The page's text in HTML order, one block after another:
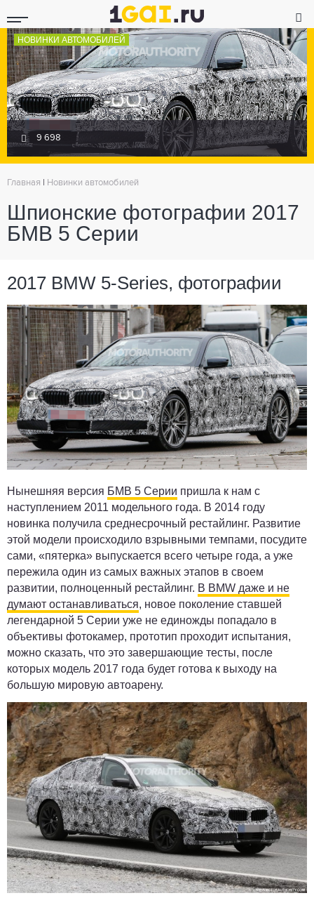
НОВИНКИ АВТОМОБИЛЕЙ
9 698
Главная Новинки автомобилей
Шпионские фотографии 2017
БМВ 5 Серии
2017 BMW 5-Series, фотографии
Нынешняя версия БМВ 5 Серии пришла к нам с
наступлением 2011 модельного года. В 2014 году
новинка получила среднесрочный рестайлинг. Развитие
этой модели происходило взрывными темпами, посудите
сами, «пятерка» выпускается всего четыре года, а уже
пережила один из самых важных этапов в своем
развитии, полноценный рестайлинг. В BMW даже и не
думают останавливаться, новое поколение ставшей
легендарной 5 Серии уже не единожды попадало в
объективы фотокамер, прототип проходит испытания,
можно сказать, что это завершающие тесты, после
которых модель 2017 года будет готова к выходу на
большую мировую автоарену.